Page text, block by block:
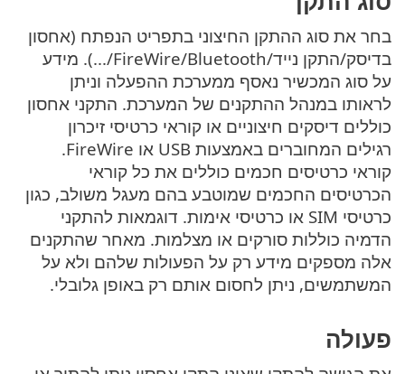
בחר את סוג ההתקן החיצוני בתפריט הנפתח (אחסון
בדיסק/התקן נייד/Bluetooth/‏FireWire/...). מידע
על סוג המכשיר נאסף ממערכת ההפעלה וניתן
לראותו במנהל ההתקנים של המערכת. התקני אחסון
כוללים דיסקים חיצוניים או קוראי כרטיסי זיכרון
רגילים המחוברים באמצעות USB או FireWire.
קוראי כרטיסים חכמים כוללים את כל קוראי
הכרטיסים החכמים שמוטבע בהם מעגל משולב, כגון
כרטיסי SIM או כרטיסי אימות. דוגמאות להתקני
הדמיה כוללות סורקים או מצלמות. מאחר שהתקנים
אלה מספקים מידע רק על הפעולות שלהם ולא על
המשתמשים, ניתן לחסום אותם רק באופן גלובלי.
פעולה